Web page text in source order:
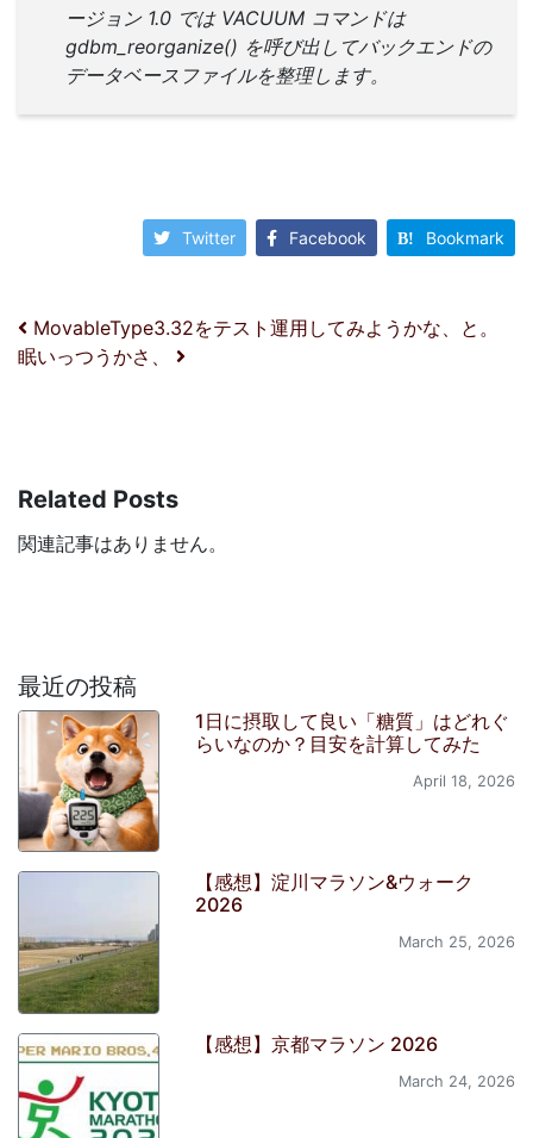
ージョン 1.0 では VACUUM コマンドは
gdbm_reorganize() を呼び出してバックエンドの
データベースファイルを整理します。
Twitter Facebook Bookmark
投稿ナビゲーション
MovableType3.32をテスト運用してみようかな、と。
眠いっつうかさ、
Related Posts
関連記事はありません。
最近の投稿
1日に摂取して良い「糖質」はどれぐ
らいなのか？目安を計算してみた
April 18, 2026
【感想】淀川マラソン&ウォーク
2026
March 25, 2026
【感想】京都マラソン 2026
March 24, 2026